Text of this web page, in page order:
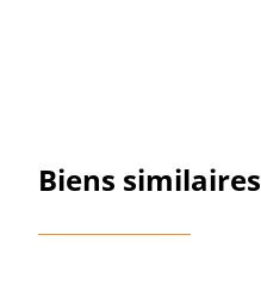
Biens similaires